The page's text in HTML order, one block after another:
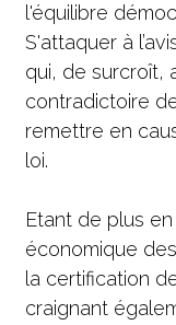
l'équilibre
S'attaquer à
qui, de surcroît,
contradictoire
remettre en
loi.
Etant de plus
économique
la certification
craignant